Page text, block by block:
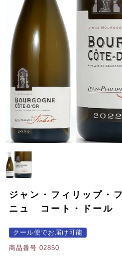
ジャン・フィリップ・
ニュ コート・ドー
クール便でお届け可能
商品番号 02850